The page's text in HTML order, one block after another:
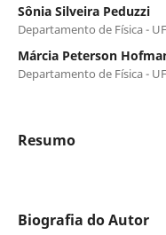
Sônia Silveira Peduzzi
Departamento de Física -
Márcia Peterson
Departamento de Física -
Resumo
Biografia do Autor